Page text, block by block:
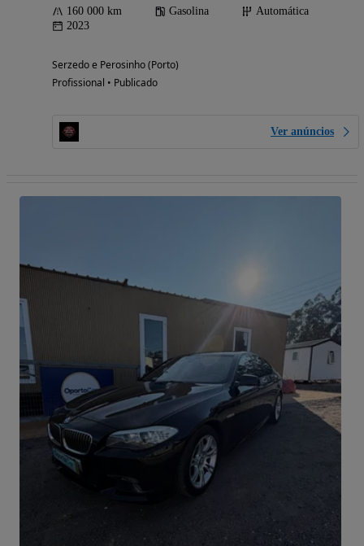
160 000 km Gasolina
Automática
2023
Serzedo e Perosinho (Porto)
Profissional • Publicado
Ver anúncios